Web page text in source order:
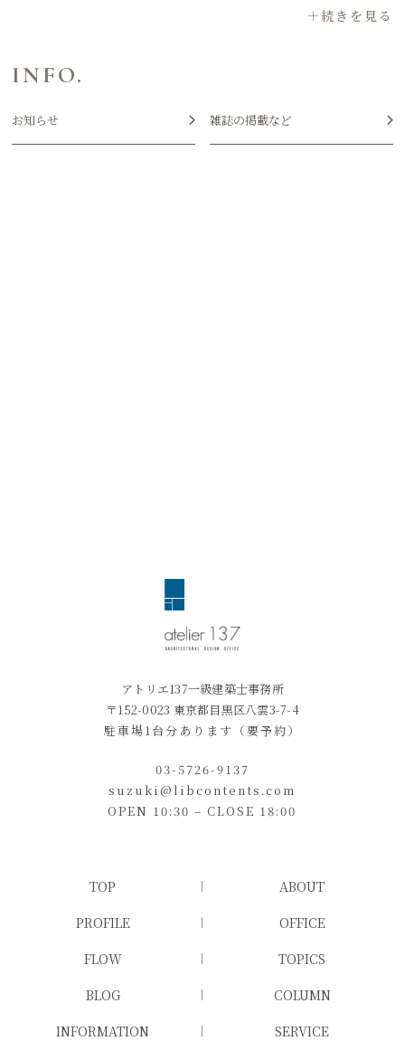
INFO.
お知らせ 雑誌の掲載など
アトリエ137一級建築士事務所
〒152-0023 東京都目黒区八雲3-7-4
駐車場1台分あります（要予約）
03-5726-9137
suzuki@libcontents.com
OPEN 10:30 – CLOSE 18:00
TOP
ABOUT
PROFILE
OFFICE
FLOW
TOPICS
BLOG
COLUMN
INFORMATION
SERVICE